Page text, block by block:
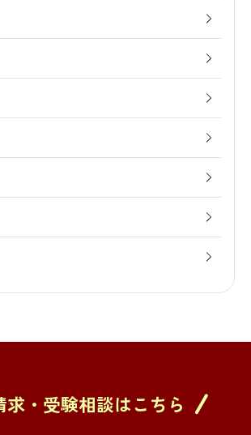
求・受験相談はこちら